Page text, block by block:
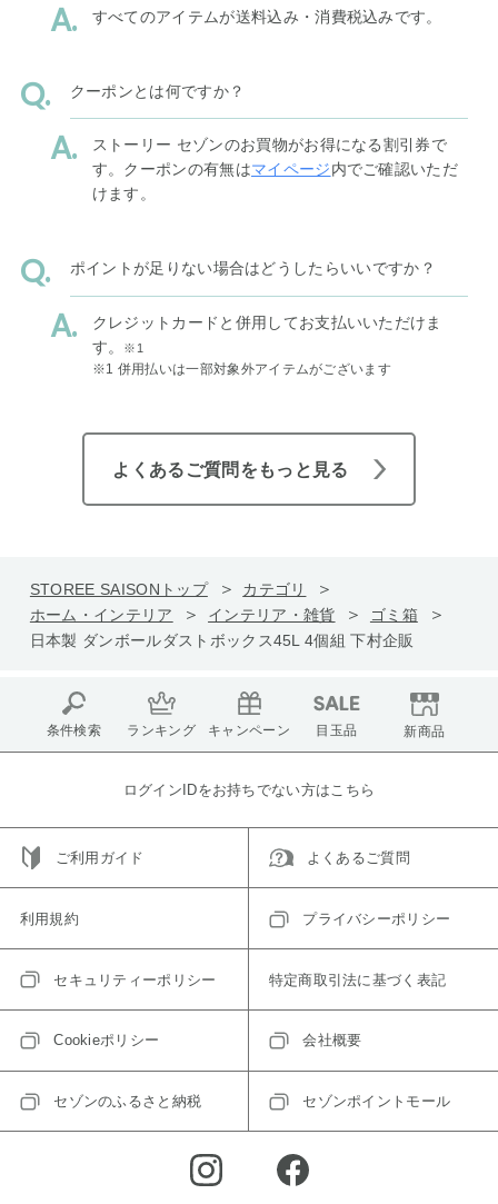
すべてのアイテムが送料込み・消費税込みです。
クーポンとは何ですか？
ストーリー セゾンのお買物がお得になる割引券で
す。クーポンの有無はマイページ内でご確認いただ
けます。
ポイントが足りない場合はどうしたらいいですか？
クレジットカードと併用してお支払いいただけま
す。
※1
※1 併用払いは一部対象外アイテムがございます
よくあるご質問をもっと見る
STOREE SAISONトップ
カテゴリ
ホーム・インテリア
インテリア・雑貨
ゴミ箱
日本製 ダンボールダストボックス45L 4個組 下村企販
条件検索 ランキング キャンペーン 目玉品 新商品
ログインIDをお持ちでない方はこちら
ご利用ガイド よくあるご質問
利用規約 プライバシーポリシー
セキュリティーポリシー 特定商取引法に基づく表記
Cookieポリシー 会社概要
セゾンのふるさと納税 セゾンポイントモール